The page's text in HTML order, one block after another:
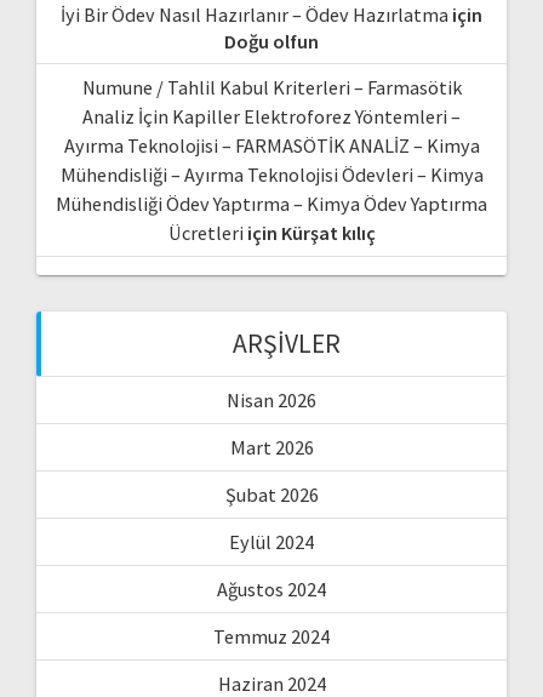
İyi Bir Ödev Nasıl Hazırlanır – Ödev Hazırlatma için
Doğu olfun
Numune / Tahlil Kabul Kriterleri – Farmasötik
Analiz İçin Kapiller Elektroforez Yöntemleri –
Ayırma Teknolojisi – FARMASÖTİK ANALİZ – Kimya
Mühendisliği – Ayırma Teknolojisi Ödevleri – Kimya
Mühendisliği Ödev Yaptırma – Kimya Ödev Yaptırma
Ücretleri için Kürşat kılıç
ARŞIVLER
Nisan 2026
Mart 2026
Şubat 2026
Eylül 2024
Ağustos 2024
Temmuz 2024
Haziran 2024